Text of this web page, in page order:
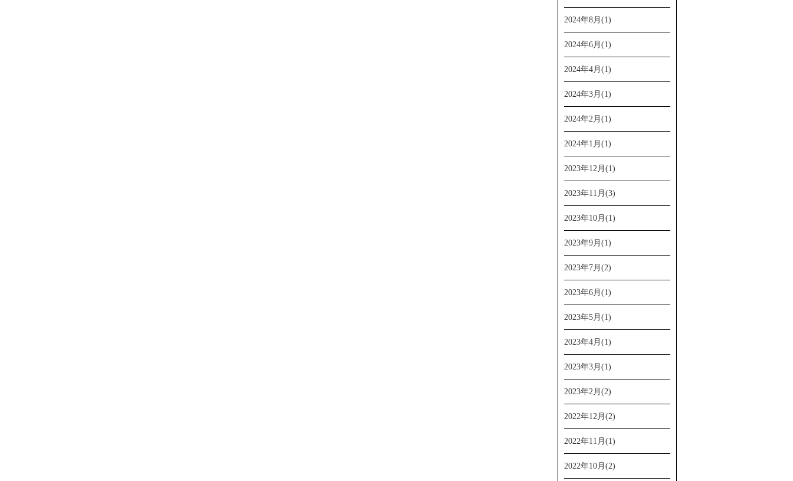
2024年8月(1)
2024年6月(1)
2024年4月(1)
2024年3月(1)
2024年2月(1)
2024年1月(1)
2023年12月(1)
2023年11月(3)
2023年10月(1)
2023年9月(1)
2023年7月(2)
2023年6月(1)
2023年5月(1)
2023年4月(1)
2023年3月(1)
2023年2月(2)
2022年12月(2)
2022年11月(1)
2022年10月(2)